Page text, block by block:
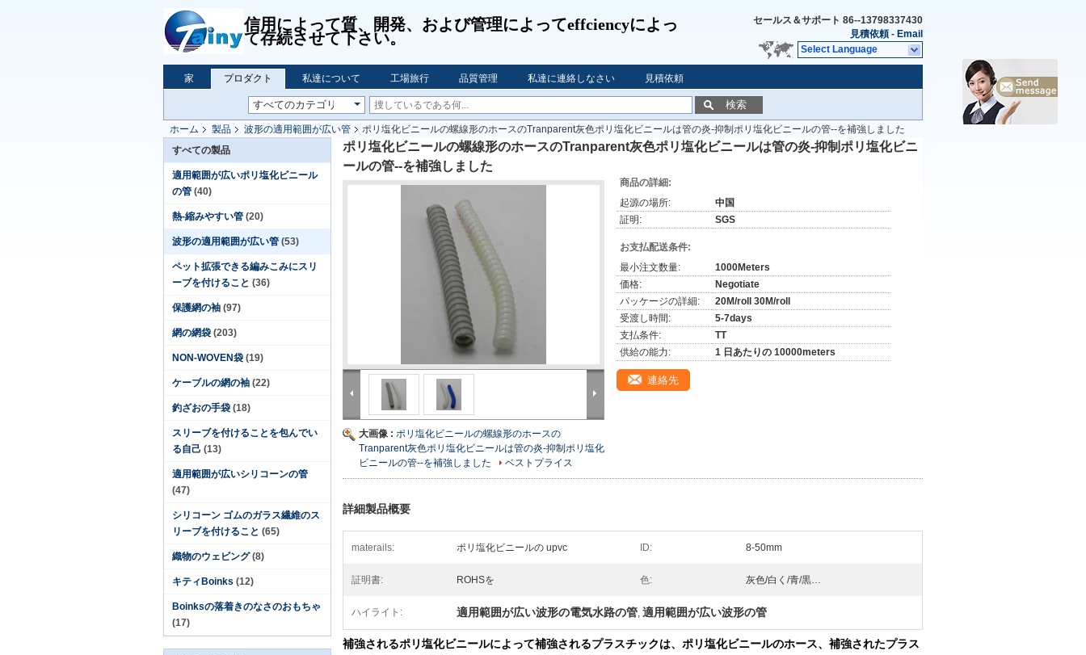
信用によって質、開発、および管理によってeffciencyによっ
て存続させて下さい。
セールス＆サポート 86--13798337430
見積依頼 - Email
Select Language
家 プロダクト 私達について 工場旅行 品質管理 私達に連絡しなさい 見積依頼
検索
ホーム 製品 波形の適用範囲が広い管
ポリ塩化ビニールの螺線形のホースのTranparent灰色ポリ塩化ビニールは管の炎-抑制ポリ塩化ビニールの管--を補強しました
すべての製品
適用範囲が広いポリ塩化ビニール
の管 (40)
熱-縮みやすい管 (20)
波形の適用範囲が広い管 (53)
ペット拡張できる編みこみにスリ
ーブを付けること (36)
保護網の袖 (97)
網の網袋 (203)
NON-WOVEN袋 (19)
ケーブルの網の袖 (22)
釣ざおの手袋 (18)
スリーブを付けることを包んでい
る自己 (13)
適用範囲が広いシリコーンの管
(47)
シリコーン ゴムのガラス繊維のス
リーブを付けること (65)
織物のウェビング (8)
キティBoinks (12)
Boinksの落着きのなさのおもちゃ
(17)
ポリ塩化ビニールの螺線形のホースのTranparent灰色ポリ塩化ビニールは管の炎-抑制ポリ塩化ビニ
ールの管--を補強しました
大画像 : ポリ塩化ビニールの螺線形のホースの
Tranparent灰色ポリ塩化ビニールは管の炎-抑制ポリ塩化
ビニールの管--を補強しました
ベストプライス
商品の詳細:
起源の場所:
中国
証明:
SGS
お支払配送条件:
最小注文数量:
1000Meters
価格:
Negotiate
パッケージの詳細:
20M/roll 30M/roll
受渡し時間:
5-7days
支払条件:
TT
供給の能力:
1 日あたりの 10000meters
連絡先
詳細製品概要
materails: ポリ塩化ビニールの upvc ID: 8-50mm
証明書: ROHSを 色: 灰色/白く/青/黒…
ハイライト: 適用範囲が広い波形の電気水路の管, 適用範囲が広い波形の管
補強されるポリ塩化ビニールによって補強されるプラスチックは、ポリ塩化ビニールのホース、補強されたプラス